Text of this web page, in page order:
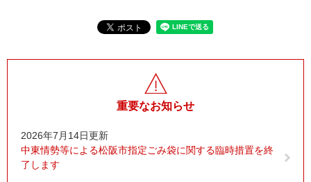
重要なお知らせ
2026年7月14日更新
中東情勢等による松阪市指定ごみ袋に関する臨時措置を終
了します